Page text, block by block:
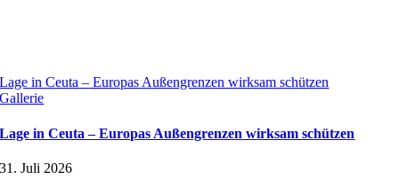
Lage in Ceuta – Europas Außengrenzen wirksam schützen
Gallerie
Lage in Ceuta – Europas Außengrenzen wirksam schützen
31. Juli 2026